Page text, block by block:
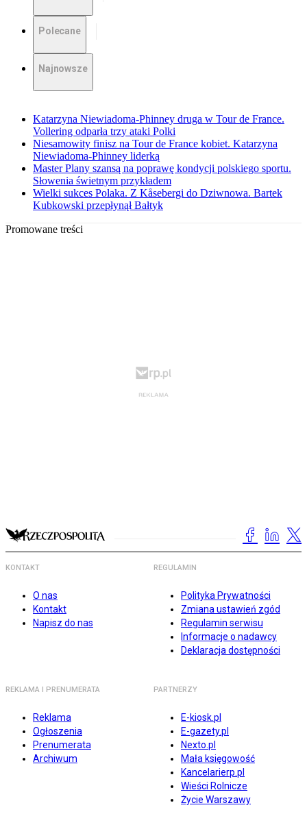
Polecane
Najnowsze
Katarzyna Niewiadoma-Phinney druga w Tour de France.
Vollering odparła trzy ataki Polki
Niesamowity finisz na Tour de France kobiet. Katarzyna
Niewiadoma-Phinney liderką
Master Plany szansą na poprawę kondycji polskiego sportu.
Słowenia świetnym przykładem
Wielki sukces Polaka. Z Kåsebergi do Dziwnowa. Bartek
Kubkowski przepłynął Bałtyk
Promowane treści
KONTAKT
O nas
Kontakt
Napisz do nas
REGULAMIN
Polityka Prywatności
Zmiana ustawień zgód
Regulamin serwisu
Informacje o nadawcy
Deklaracja dostępności
REKLAMA I PRENUMERATA
Reklama
Ogłoszenia
Prenumerata
Archiwum
PARTNERZY
E-kiosk.pl
E-gazety.pl
Nexto.pl
Mała księgowość
Kancelarierp.pl
Wieści Rolnicze
Życie Warszawy